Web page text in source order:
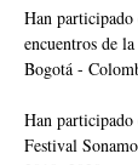
Han
encuentros de
Bogotá -
Han participado
Festival